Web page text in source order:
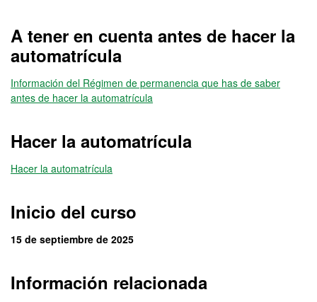
A tener en cuenta antes de hacer la
automatrícula
Información del Régimen de permanencia que has de saber
antes de hacer la automatrícula
Hacer la automatrícula
Hacer la automatrícula
Inicio del curso
15 de septiembre de 2025
Información relacionada